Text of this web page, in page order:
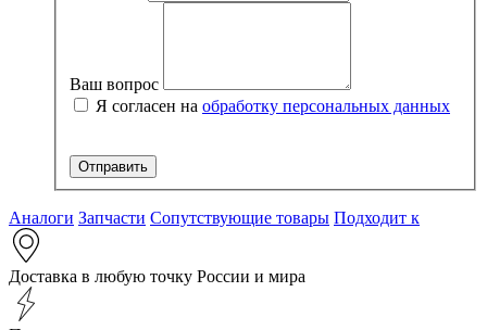
Ваш вопрос
Я согласен на обработку персональных данных
Аналоги Запчасти Сопутствующие товары Подходит к
Доставка в любую точку России и мира